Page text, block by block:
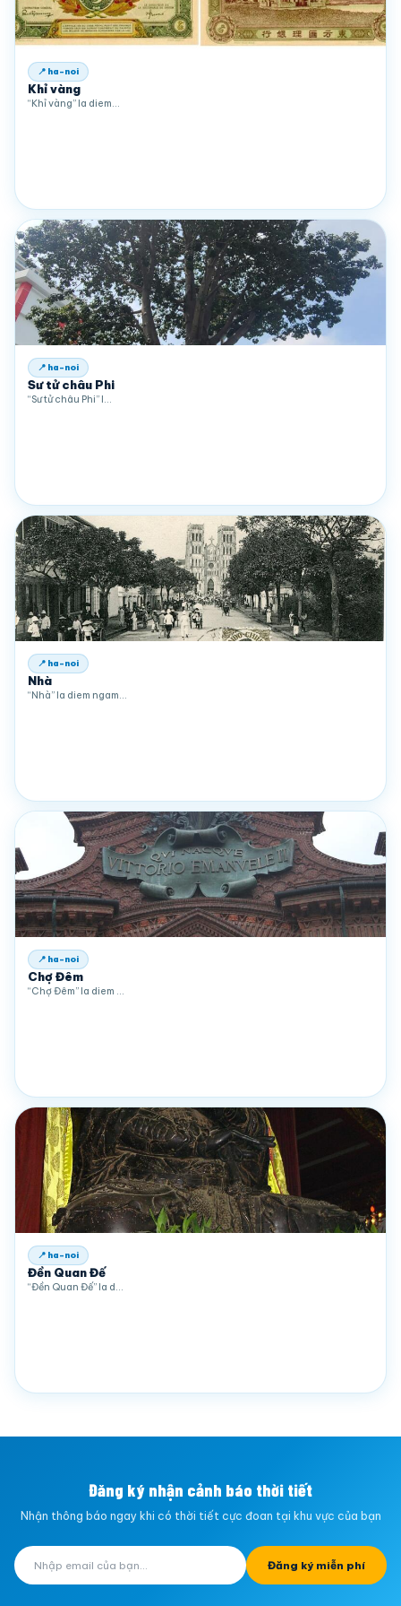
📍 ha-noi
Khỉ vàng
“Khỉ vàng” la diem…
📍 ha-noi
Sư tử châu Phi
“Sư tử châu Phi” l…
📍 ha-noi
Nhà
“Nhà” la diem ngam…
📍 ha-noi
Chợ Đêm
“Chợ Đêm” la diem …
📍 ha-noi
Đền Quan Đế
“Đền Quan Đế” la d…
Đăng ký nhận cảnh báo thời tiết
Nhận thông báo ngay khi có thời tiết cực đoan tại khu vực của bạn
Đăng ký miễn phí